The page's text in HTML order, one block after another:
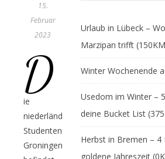
15.
Februar
2023
D
ie
niederländische
Studentenstadt
Groningen
Urlaub in Lübeck –
Marzipan trifft
Winter Wochenende
Usedom im Winter –
deine Bucket List
Herbst in Bremen – 4
goldene Jahreszeit